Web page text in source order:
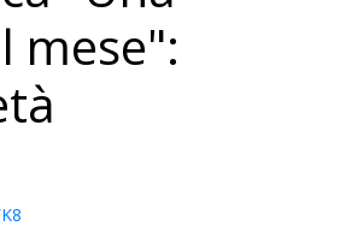
mese":